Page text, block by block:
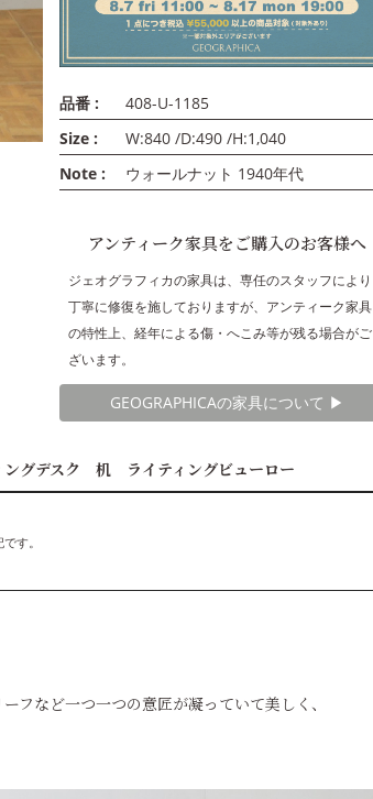
品番 :
408-U-1185
Size :
W:840 /D:490 /H:1,040
Note :
ウォールナット 1940年代
アンティーク家具をご購入のお客様へ
ジェオグラフィカの家具は、専任のスタッフにより
丁寧に修復を施しておりますが、アンティーク家具
の特性上、経年による傷・へこみ等が残る場合がご
ざいます。
GEOGRAPHICAの家具について ▶︎
グデスク 机 ライティングビューロー
す。
フなど一つ一つの意匠が凝っていて美しく、